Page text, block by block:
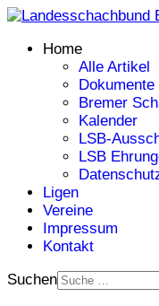
Home
Alle Artikel
Dokumente
Bremer
Kalender
LSB-
LSB
Ligen
Vereine
Impressum
Kontakt
Suchen